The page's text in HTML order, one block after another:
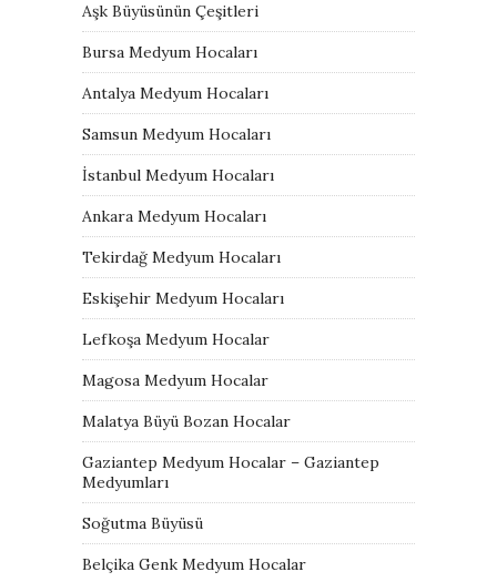
Aşk Büyüsünün Çeşitleri
Bursa Medyum Hocaları
Antalya Medyum Hocaları
Samsun Medyum Hocaları
İstanbul Medyum Hocaları
Ankara Medyum Hocaları
Tekirdağ Medyum Hocaları
Eskişehir Medyum Hocaları
Lefkoşa Medyum Hocalar
Magosa Medyum Hocalar
Malatya Büyü Bozan Hocalar
Gaziantep Medyum Hocalar – Gaziantep
Medyumları
Soğutma Büyüsü
Belçika Genk Medyum Hocalar